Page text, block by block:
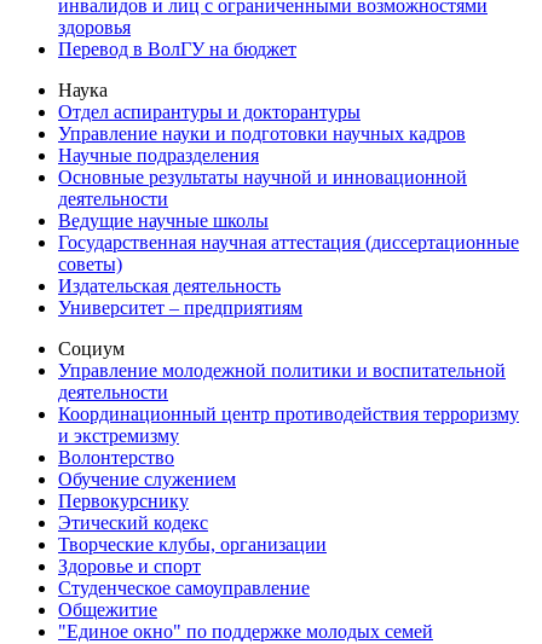
инвалидов и лиц с ограниченными возможностями
здоровья
Перевод в ВолГУ на бюджет
Наука
Отдел аспирантуры и докторантуры
Управление науки и подготовки научных кадров
Научные подразделения
Основные результаты научной и инновационной
деятельности
Ведущие научные школы
Государственная научная аттестация (диссертационные
советы)
Издательская деятельность
Университет – предприятиям
Социум
Управление молодежной политики и воспитательной
деятельности
Координационный центр противодействия терроризму
и экстремизму
Волонтерство
Обучение служением
Первокурснику
Этический кодекс
Творческие клубы, организации
Здоровье и спорт
Студенческое самоуправление
Общежитие
"Единое окно" по поддержке молодых семей